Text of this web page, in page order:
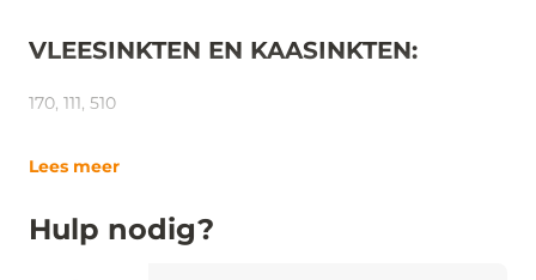
VLEESINKTEN EN KAASINKTEN:
170, 111, 510
Lees meer
Hulp nodig?